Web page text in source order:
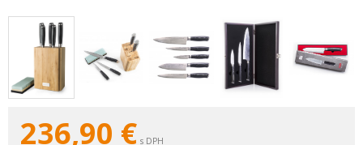
236,90 € s DPH